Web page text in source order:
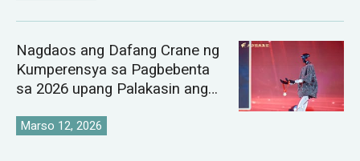
Nagdaos ang Dafang Crane ng
Kumperensya sa Pagbebenta
sa 2026 upang Palakasin ang
Pamilihan ng Crane
Marso 12, 2026